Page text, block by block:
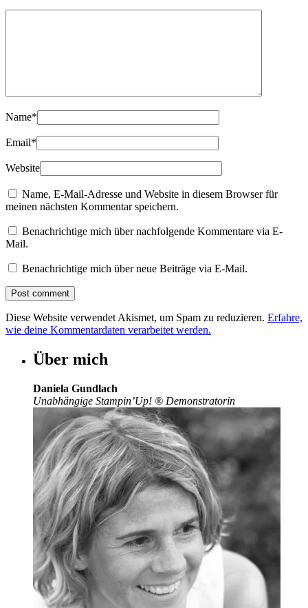
Name*
Email*
Website
Name, E-Mail-Adresse und Website in diesem Browser für
meinen nächsten Kommentar speichern.
Benachrichtige mich über nachfolgende Kommentare via E-
Mail.
Benachrichtige mich über neue Beiträge via E-Mail.
Diese Website verwendet Akismet, um Spam zu reduzieren. Erfahre,
wie deine Kommentardaten verarbeitet werden.
Über mich
Daniela Gundlach
Unabhängige Stampin’Up! ® Demonstratorin